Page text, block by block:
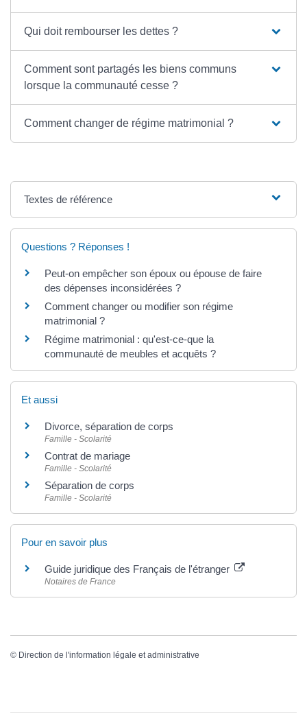
Qui doit rembourser les dettes ?
Comment sont partagés les biens communs
lorsque la communauté cesse ?
Comment changer de régime matrimonial ?
Textes de référence
Questions ? Réponses !
Peut-on empêcher son époux ou épouse de faire
des dépenses inconsidérées ?
Comment changer ou modifier son régime
matrimonial ?
Régime matrimonial : qu'est-ce-que la
communauté de meubles et acquêts ?
Et aussi
Divorce, séparation de corps
Famille - Scolarité
Contrat de mariage
Famille - Scolarité
Séparation de corps
Famille - Scolarité
Pour en savoir plus
Guide juridique des Français de l'étranger
Notaires de France
© Direction de l'information légale et administrative